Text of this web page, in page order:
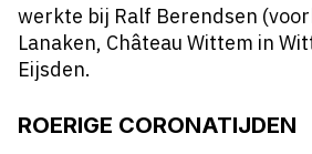
werkte bij Ralf Berendsen
Lanaken, Château Wittem in
Eijsden.
ROERIGE CORONATIJDEN